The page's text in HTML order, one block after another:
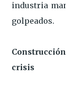
industria
golpeados.
crisis